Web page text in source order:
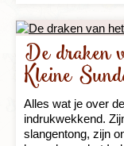
De draken
Kleine
Alles wat je over
indrukwekkend.
slangentong, zijn